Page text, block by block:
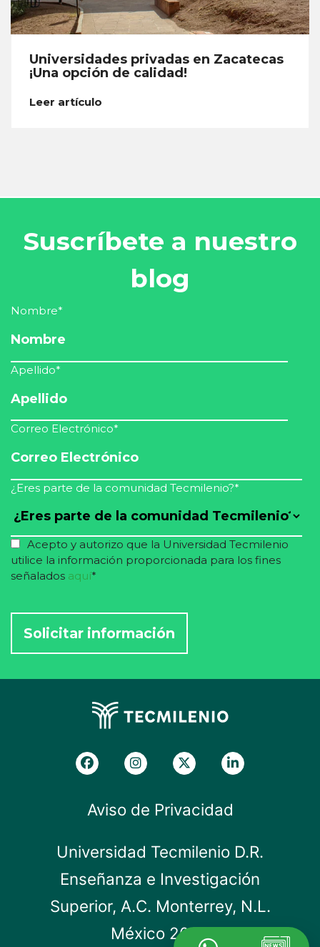
Universidades privadas en Zacatecas
¡Una opción de calidad!
Leer artículo
Suscríbete a nuestro
blog
Nombre*
Apellido*
Correo Electrónico*
¿Eres parte de la comunidad Tecmilenio?*
Acepto y autorizo que la Universidad Tecmilenio
utilice la información proporcionada para los fines
señalados aquí*
Aviso de Privacidad
Universidad Tecmilenio D.R.
Enseñanza e Investigación
Superior, A.C. Monterrey, N.L.
México 2019.